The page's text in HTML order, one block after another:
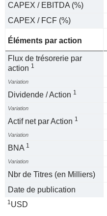
CAPEX / EBITDA (%)
CAPEX / FCF (%)
Éléments par action
Flux de trésorerie par
action 1
Variation
Dividende / Action 1
Variation
Actif net par Action 1
Variation
BNA 1
Variation
Nbr de Titres (en Milliers)
Date de publication
1USD